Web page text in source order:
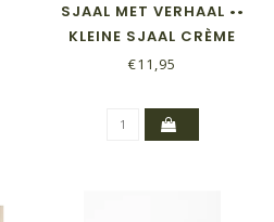
SJAAL MET VERHAAL ••
KLEINE SJAAL CRÈME
€11,95